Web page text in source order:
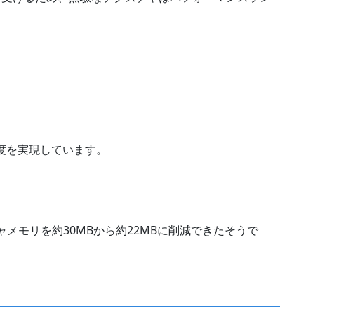
実現しています。
モリを約30MBから約22MBに削減できたそうで